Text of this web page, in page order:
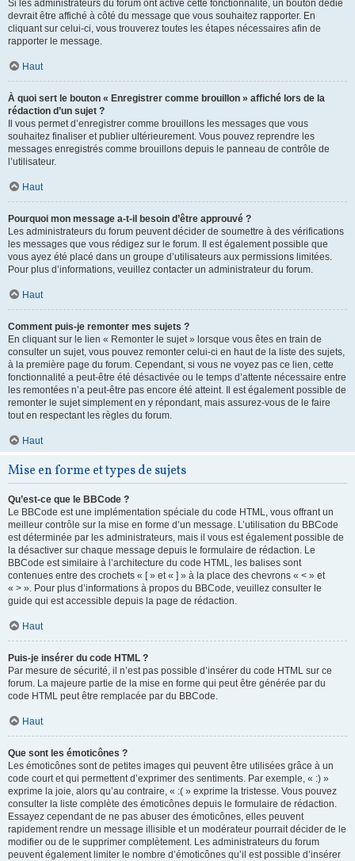
Si les administrateurs du forum ont activé cette fonctionnalité, un bouton dédié
devrait être affiché à côté du message que vous souhaitez rapporter. En
cliquant sur celui-ci, vous trouverez toutes les étapes nécessaires afin de
rapporter le message.
Haut
À quoi sert le bouton « Enregistrer comme brouillon » affiché lors de la
rédaction d’un sujet ?
Il vous permet d’enregistrer comme brouillons les messages que vous
souhaitez finaliser et publier ultérieurement. Vous pouvez reprendre les
messages enregistrés comme brouillons depuis le panneau de contrôle de
l’utilisateur.
Haut
Pourquoi mon message a-t-il besoin d’être approuvé ?
Les administrateurs du forum peuvent décider de soumettre à des vérifications
les messages que vous rédigez sur le forum. Il est également possible que
vous ayez été placé dans un groupe d’utilisateurs aux permissions limitées.
Pour plus d’informations, veuillez contacter un administrateur du forum.
Haut
Comment puis-je remonter mes sujets ?
En cliquant sur le lien « Remonter le sujet » lorsque vous êtes en train de
consulter un sujet, vous pouvez remonter celui-ci en haut de la liste des sujets,
à la première page du forum. Cependant, si vous ne voyez pas ce lien, cette
fonctionnalité a peut-être été désactivée ou le temps d’attente nécessaire entre
les remontées n’a peut-être pas encore été atteint. Il est également possible de
remonter le sujet simplement en y répondant, mais assurez-vous de le faire
tout en respectant les règles du forum.
Haut
Mise en forme et types de sujets
Qu’est-ce que le BBCode ?
Le BBCode est une implémentation spéciale du code HTML, vous offrant un
meilleur contrôle sur la mise en forme d’un message. L’utilisation du BBCode
est déterminée par les administrateurs, mais il vous est également possible de
la désactiver sur chaque message depuis le formulaire de rédaction. Le
BBCode est similaire à l’architecture du code HTML, les balises sont
contenues entre des crochets « [ » et « ] » à la place des chevrons « < » et
« > ». Pour plus d’informations à propos du BBCode, veuillez consulter le
guide qui est accessible depuis la page de rédaction.
Haut
Puis-je insérer du code HTML ?
Par mesure de sécurité, il n’est pas possible d’insérer du code HTML sur ce
forum. La majeure partie de la mise en forme qui peut être générée par du
code HTML peut être remplacée par du BBCode.
Haut
Que sont les émoticônes ?
Les émoticônes sont de petites images qui peuvent être utilisées grâce à un
code court et qui permettent d’exprimer des sentiments. Par exemple, « :) »
exprime la joie, alors qu’au contraire, « :( » exprime la tristesse. Vous pouvez
consulter la liste complète des émoticônes depuis le formulaire de rédaction.
Essayez cependant de ne pas abuser des émoticônes, elles peuvent
rapidement rendre un message illisible et un modérateur pourrait décider de le
modifier ou de le supprimer complètement. Les administrateurs du forum
peuvent également limiter le nombre d’émoticônes qu’il est possible d’insérer